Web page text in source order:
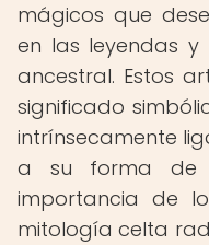
mágicos que
en las leyendas
ancestral. Estos
significado
intrínsecamente
a su forma de
importancia de
mitología celta